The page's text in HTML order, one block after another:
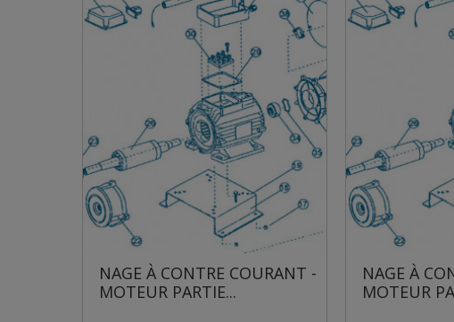
À CONTRE COURANT -
PARTIE...
NAGE À CONTRE COURANT -
MOTEUR PARTIE...